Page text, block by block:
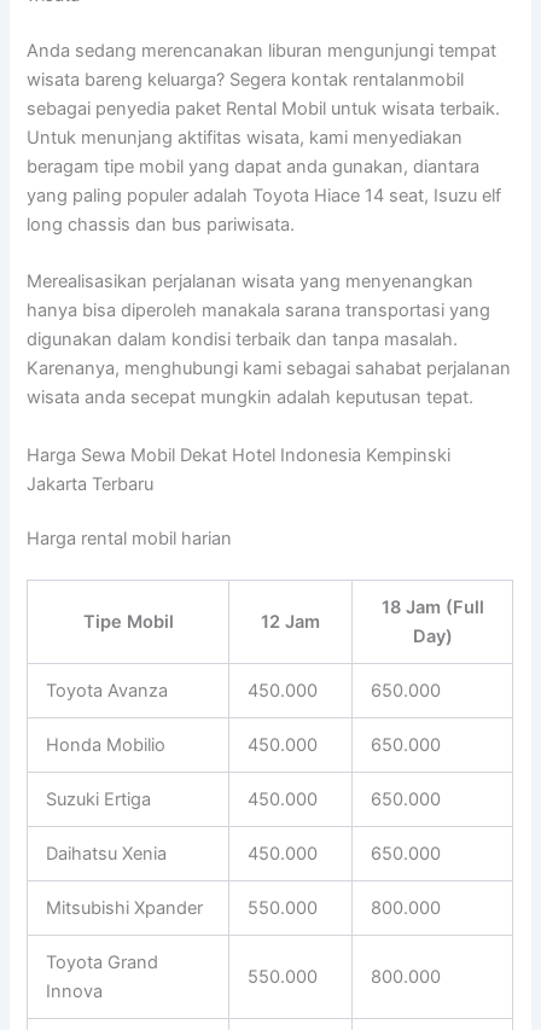
Anda sedang merencanakan liburan mengunjungi tempat
wisata bareng keluarga? Segera kontak rentalanmobil
sebagai penyedia paket Rental Mobil untuk wisata terbaik.
Untuk menunjang aktifitas wisata, kami menyediakan
beragam tipe mobil yang dapat anda gunakan, diantara
yang paling populer adalah Toyota Hiace 14 seat, Isuzu elf
long chassis dan bus pariwisata.
Merealisasikan perjalanan wisata yang menyenangkan
hanya bisa diperoleh manakala sarana transportasi yang
digunakan dalam kondisi terbaik dan tanpa masalah.
Karenanya, menghubungi kami sebagai sahabat perjalanan
wisata anda secepat mungkin adalah keputusan tepat.
Harga Sewa Mobil Dekat Hotel Indonesia Kempinski
Jakarta Terbaru
Harga rental mobil harian
Tipe Mobil 12 Jam
18 Jam (Full
Day)
Toyota Avanza 450.000 650.000
Honda Mobilio 450.000 650.000
Suzuki Ertiga 450.000 650.000
Daihatsu Xenia 450.000 650.000
Mitsubishi Xpander 550.000 800.000
Toyota Grand
Innova
550.000 800.000